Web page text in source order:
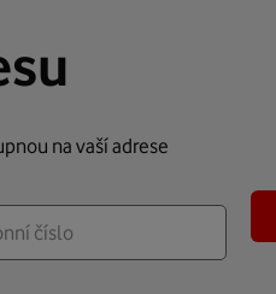
na vaší adrese